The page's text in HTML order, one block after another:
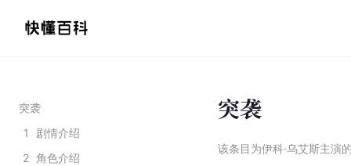
突袭
1
剧情介绍
2 角色介绍
突袭
该条目为伊科·乌艾斯主演